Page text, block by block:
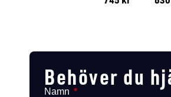
Behöver du
Namn